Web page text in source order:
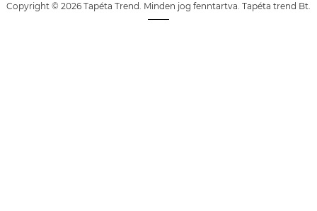
Copyright © 2026 Tapéta Trend. Minden jog fenntartva. Tapéta trend Bt.